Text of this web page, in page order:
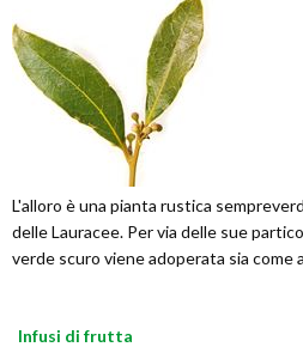
L'alloro è una pianta rustica
delle Lauracee. Per via delle sue
verde scuro viene adoperata sia come
Infusi di frutta